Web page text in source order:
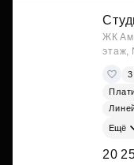
ЖК
этаж,
3
Ещё
20